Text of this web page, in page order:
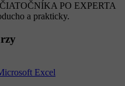
PO EXPERTA
a prakticky.
Excel